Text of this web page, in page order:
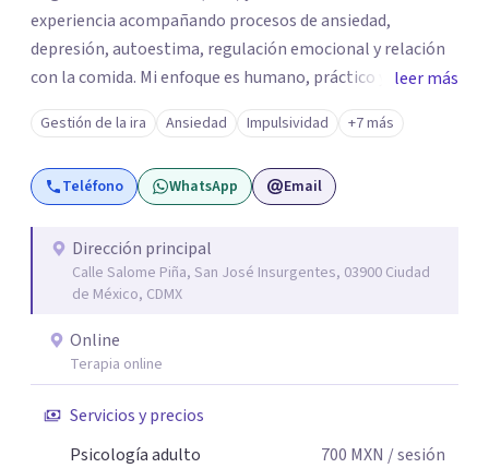
experiencia acompañando procesos de ansiedad,
depresión, autoestima, regulación emocional y relación
con la comida. Mi enfoque es humano, práctico y sin
tecnicismos: ayudarte a entender qué te pasa y encontrar
herramientas reales que puedas aplicar desde las
primeras sesiones. Brindo terapia psicológica presencial
en Ciudad de México y online para adultos en todo México,
ritmo. A veces, recuperar el equilibrio no significa tener
todas las respuestas, sino encontrar un espacio seguro
para comprender lo que sentimos y volver a nosotros
mismos. Si buscas apoyo profesional para ansiedad,
bienestar emocional o dificultades personales, será un
gusto acompañarte en este proceso.
leer más
Gestión de la ira Ansiedad Impulsividad +7 más
Teléfono WhatsApp Email
Dirección principal
Calle Salome Piña, San José Insurgentes, 03900 Ciudad
de México, CDMX
Online
Terapia online
Servicios y precios
Psicología adulto
700 MXN / sesión